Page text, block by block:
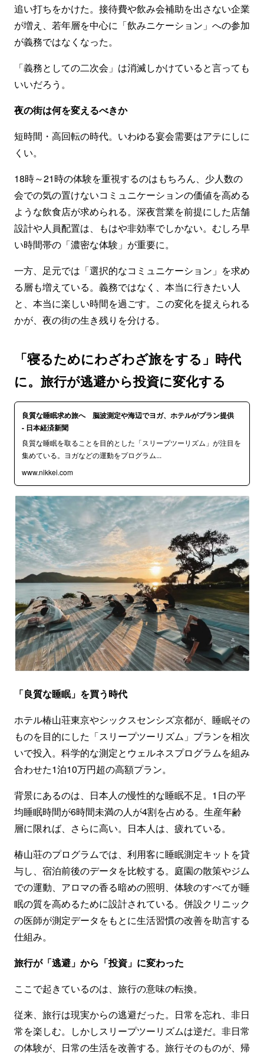
追い打ちをかけた。接待費や飲み会補助を出さない企業
が増え、若年層を中心に「飲みニケーション」への参加
が義務ではなくなった。
「義務としての二次会」は消滅しかけていると言っても
いいだろう。
夜の街は何を変えるべきか
短時間・高回転の時代。いわゆる宴会需要はアテにしに
くい。
18時～21時の体験を重視するのはもちろん、少人数の
会での気の置けないコミュニケーションの価値を高める
ような飲食店が求められる。深夜営業を前提にした店舗
設計や人員配置は、もはや非効率でしかない。むしろ早
い時間帯の「濃密な体験」が重要に。
一方、足元では「選択的なコミュニケーション」を求め
る層も増えている。義務ではなく、本当に行きたい人
と、本当に楽しい時間を過ごす。この変化を捉えられる
かが、夜の街の生き残りを分ける。
「寝るためにわざわざ旅をする」時代
に。旅行が逃避から投資に変化する
良質な睡眠求め旅へ 脳波測定や海辺でヨガ、ホテルがプラン提供
- 日本経済新聞
良質な睡眠を取ることを目的とした「スリープツーリズム」が注目を
集めている。ヨガなどの運動をプログラム...
www.nikkei.com
「良質な睡眠」を買う時代
ホテル椿山荘東京やシックスセンシズ京都が、睡眠その
ものを目的にした「スリープツーリズム」プランを相次
いで投入。科学的な測定とウェルネスプログラムを組み
合わせた1泊10万円超の高額プラン。
背景にあるのは、日本人の慢性的な睡眠不足。1日の平
均睡眠時間が6時間未満の人が4割を占める。生産年齢
層に限れば、さらに高い。日本人は、疲れている。
椿山荘のプログラムでは、利用客に睡眠測定キットを貸
与し、宿泊前後のデータを比較する。庭園の散策やジム
での運動、アロマの香る暗めの照明、体験のすべてが睡
眠の質を高めるために設計されている。併設クリニック
の医師が測定データをもとに生活習慣の改善を助言する
仕組み。
旅行が「逃避」から「投資」に変わった
ここで起きているのは、旅行の意味の転換。
従来、旅行は現実からの逃避だった。日常を忘れ、非日
常を楽しむ。しかしスリープツーリズムは逆だ。非日常
の体験が、日常の生活を改善する。旅行そのものが、帰